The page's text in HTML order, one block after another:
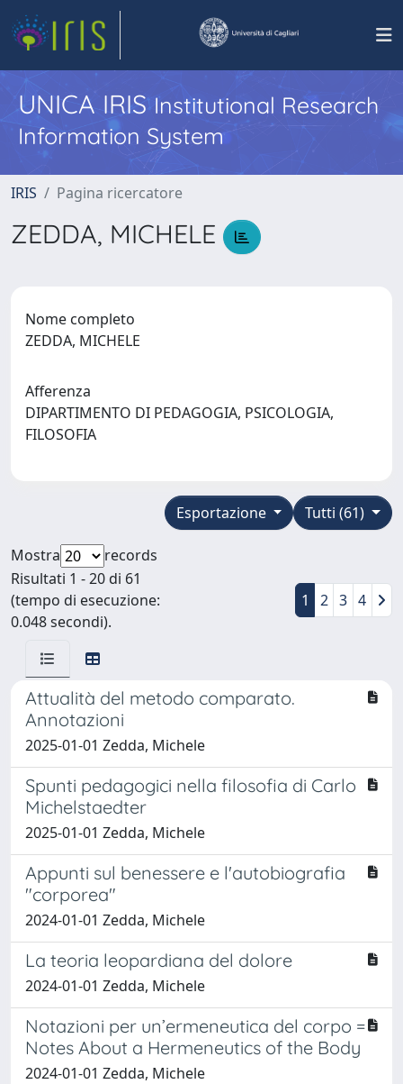
UNICA IRISInstitutional Research
Information System
IRIS Pagina ricercatore
ZEDDA, MICHELE
Nome completo
ZEDDA, MICHELE
Afferenza
DIPARTIMENTO DI PEDAGOGIA, PSICOLOGIA,
FILOSOFIA
Tutti (61)
Esportazione
Mostra
records
Risultati 1 - 20 di 61
(tempo di esecuzione:
0.048 secondi).
1 2 3 4
Attualità del metodo comparato.
Annotazioni
2025-01-01 Zedda, Michele
Spunti pedagogici nella filosofia di Carlo
Michelstaedter
2025-01-01 Zedda, Michele
Appunti sul benessere e l'autobiografia
"corporea"
2024-01-01 Zedda, Michele
La teoria leopardiana del dolore
2024-01-01 Zedda, Michele
Notazioni per un’ermeneutica del corpo =
Notes About a Hermeneutics of the Body
2024-01-01 Zedda, Michele